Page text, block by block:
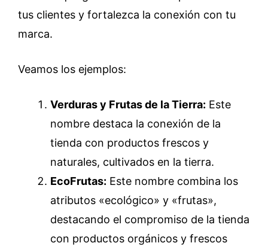
tus clientes y fortalezca la conexión con tu
marca.
Veamos los ejemplos:
Verduras y Frutas de la Tierra: Este
nombre destaca la conexión de la
tienda con productos frescos y
naturales, cultivados en la tierra.
EcoFrutas: Este nombre combina los
atributos «ecológico» y «frutas»,
destacando el compromiso de la tienda
con productos orgánicos y frescos